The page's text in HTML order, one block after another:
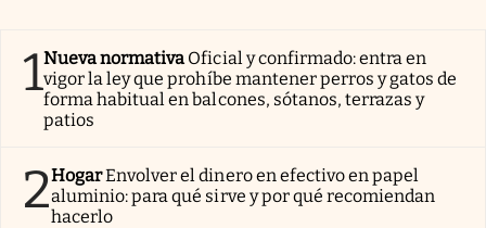
1Nueva normativa Oficial y confirmado: entra en
vigor la ley que prohíbe mantener perros y gatos de
forma habitual en balcones, sótanos, terrazas y
patios
2HogarEnvolver el dinero en efectivo en papel
aluminio: para qué sirve y por qué recomiendan
hacerlo